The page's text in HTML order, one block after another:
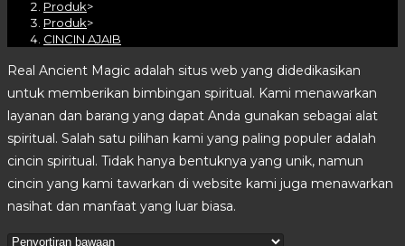
Produk>
Produk>
CINCIN AJAIB
Real Ancient Magic adalah situs web yang didedikasikan
untuk memberikan bimbingan spiritual. Kami menawarkan
layanan dan barang yang dapat Anda gunakan sebagai alat
spiritual. Salah satu pilihan kami yang paling populer adalah
cincin spiritual. Tidak hanya bentuknya yang unik, namun
cincin yang kami tawarkan di website kami juga menawarkan
nasihat dan manfaat yang luar biasa.